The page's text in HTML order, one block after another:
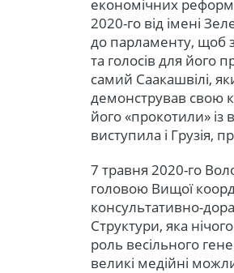
економічних
2020-го від імені
до парламенту, щоб
та голосів для його
самий Саакашвілі,
демонстрував свою
його «прокотили»
виступила і Грузія,
7 травня 2020-го
головою Вищої
консультативно-
Структури, яка
роль весільного
великі медійні